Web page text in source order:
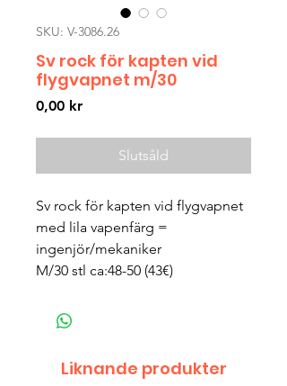
SKU: V-3086.26
Sv rock för kapten vid
flygvapnet m/30
0,00 krPris
Slutsåld
Sv rock för kapten vid flygvapnet
med lila vapenfärg =
ingenjör/mekaniker
M/30 stl ca:48-50 (43€)
Liknande produkter